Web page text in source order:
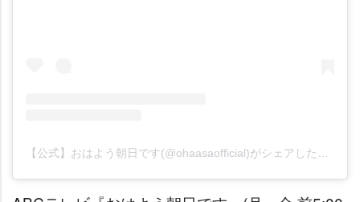
【公式】おはよう朝日です(@ohaasaofficial)がシェアした投稿